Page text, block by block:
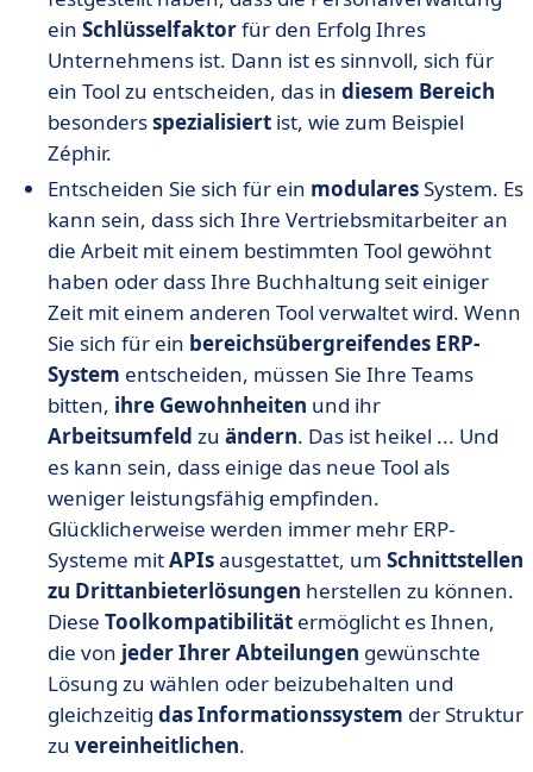
ein Schlüsselfaktorfür den Erfolg Ihres
Unternehmens ist. Dann ist es sinnvoll, sich für
ein Tool zu entscheiden, das in diesem Bereich
besondersspezialisiert ist, wie zum Beispiel
Zéphir.
Entscheiden Sie sich für ein modularesSystem. Es
kann sein, dass sich Ihre Vertriebsmitarbeiter an
die Arbeit mit einem bestimmten Tool gewöhnt
haben oder dass Ihre Buchhaltung seit einiger
Zeit mit einem anderen Tool verwaltet wird. Wenn
Sie sich für ein bereichsübergreifendes ERP-
System entscheiden, müssen Sie Ihre Teams
bitten, ihre Gewohnheiten und ihr
Arbeitsumfeld zu ändern. Das ist heikel ... Und
es kann sein, dass einige das neue Tool als
weniger leistungsfähig empfinden.
Glücklicherweise werden immer mehr ERP-
Systeme mitAPIsausgestattet, um Schnittstellen
zu Drittanbieterlösungen herstellen zu können.
Diese Toolkompatibilität ermöglicht es Ihnen,
die von jeder Ihrer Abteilungen gewünschte
Lösung zu wählen oder beizubehalten und
gleichzeitig das Informationssystem der Struktur
zu vereinheitlichen.